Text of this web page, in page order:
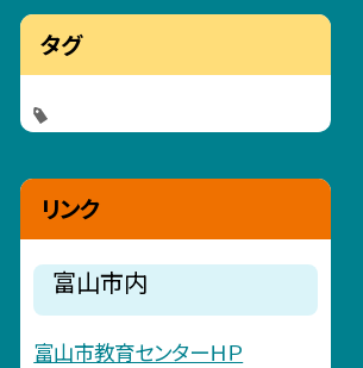
タグ
リンク
富山市内
富山市教育センターＨＰ